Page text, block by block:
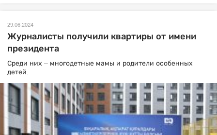
29.06.2024
Журналисты получили квартиры от имени
президента
Среди них – многодетные мамы и родители особенных
детей.